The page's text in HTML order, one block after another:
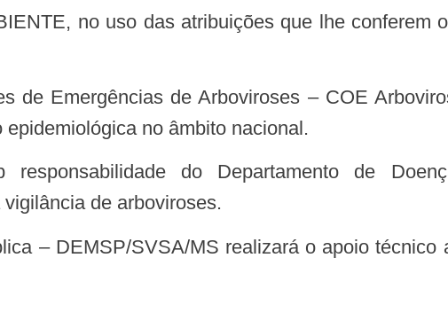
no âmbito nacional.
do Departamento de
de arboviroses.
– DEMSP/SVSA/MS realizará o apoio técnico